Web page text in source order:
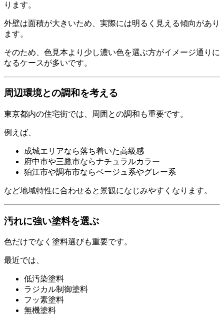
ります。
外壁は面積が大きいため、実際には明るく見える傾向があり
ます。
そのため、色見本より少し濃い色を選ぶ方がイメージ通りに
なるケースが多いです。
周辺環境との調和を考える
東京都内の住宅街では、周囲との調和も重要です。
例えば、
成城エリアなら落ち着いた高級感
府中市や三鷹市ならナチュラルカラー
狛江市や調布市ならベージュ系やグレー系
など地域特性に合わせると景観になじみやすくなります。
汚れに強い塗料を選ぶ
色だけでなく塗料選びも重要です。
最近では、
低汚染塗料
ラジカル制御塗料
フッ素塗料
無機塗料